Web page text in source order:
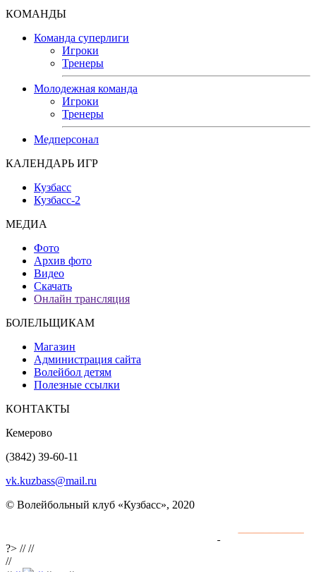
КОМАНДЫ
Команда суперлиги
Игроки
Тренеры
Молодежная команда
Игроки
Тренеры
Медперсонал
КАЛЕНДАРЬ ИГР
Кузбасс
Кузбасс-2
МЕДИА
Фото
Архив фото
Видео
Скачать
Онлайн трансляция
БОЛЕЛЬЩИКАМ
Магазин
Администрация сайта
Волейбол детям
Полезные ссылки
КОНТАКТЫ
Кемерово
(3842) 39-60-11
vk.kuzbass@mail.ru
© Волейбольный клуб «Кузбасс», 2020
?> ////
//